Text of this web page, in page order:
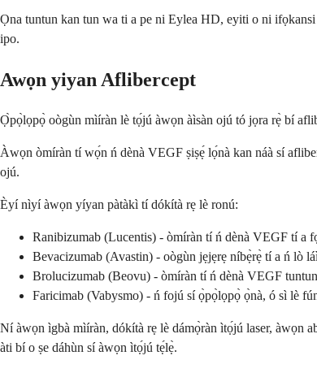
Ọna tuntun kan tun wa ti a pe ni Eylea HD, eyiti o ni
ipo.
Awọn yiyan Aflibercept
Ọ̀pọ̀lọpọ̀ oògùn mìíràn lè tọ́jú àwọn àìsàn ojú tó jọra rẹ̀ bí
Àwọn òmíràn tí wọ́n ń dènà VEGF ṣiṣẹ́ lọ́nà kan náà sí
ojú.
Èyí nìyí àwọn yíyan pàtàkì tí dókítà rẹ lè ronú:
Ranibizumab (Lucentis) - òmíràn tí ń dènà VEGF tí a
Bevacizumab (Avastin) - oògùn jẹjẹrẹ níbẹ̀rẹ̀ tí a ń lò
Brolucizumab (Beovu) - òmíràn tí ń dènà VEGF
Faricimab (Vabysmo) - ń fojú sí ọ̀pọ̀lọpọ̀ ọ̀nà, ó sì lè
Ní àwọn ìgbà mìíràn, dókítà rẹ lè dámọ̀ràn ìtọ́jú laser, àwọn
àti bí o ṣe dáhùn sí àwọn ìtọ́jú tẹ́lẹ̀.